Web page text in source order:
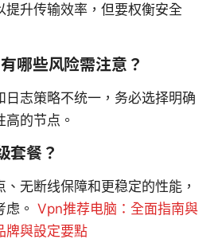
提升传输效率，但要权衡安全
哪些风险需注意？
日志策略不统一，务必选择明确
的节点。
套餐？
无断线保障和更稳定的性能，
虑。 Vpn推荐电脑：全面指南與
牌與設定要點